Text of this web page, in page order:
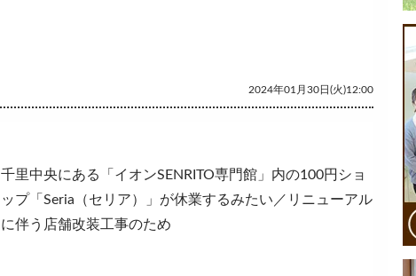
2024年01月30日(火)12:00
千里中央にある「イオンSENRITO専門館」内の100円ショ
ップ「Seria（セリア）」が休業するみたい／リニューアル
に伴う店舗改装工事のため